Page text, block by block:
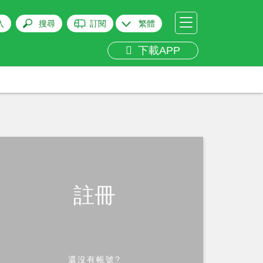
搜尋 訂閱 繁體
下載APP
註冊
還沒有帳號?